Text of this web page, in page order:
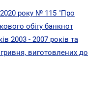
року № 115 "Про
обігу банкнот
2003 - 2007 років та
виготовлених до